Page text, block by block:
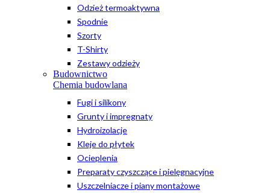
Odzież termoaktywna
Spodnie
Szorty
T-Shirty
Zestawy odzieży
Budownictwo
Chemia budowlana
Fugi i silikony
Grunty i impregnaty
Hydroizolacje
Kleje do płytek
Ocieplenia
Preparaty czyszczące i pielęgnacyjne
Uszczelniacze i piany montażowe